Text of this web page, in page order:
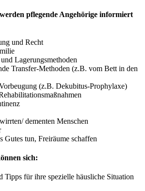
pflegende Angehörige informiert
und Recht
Lagerungsmethoden
Transfer-Methoden (z.B. vom Bett in den
(z.B. Dekubitus-Prophylaxe)
dementen Menschen
Gutes tun, Freiräume schaffen
sich:
Tipps für ihre spezielle häusliche Situation